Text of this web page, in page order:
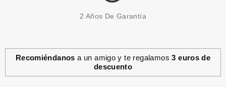
CATRICE
2 Años De Garantía
Recomiéndanos a un amigo y te regalamos3 euros de
descuento